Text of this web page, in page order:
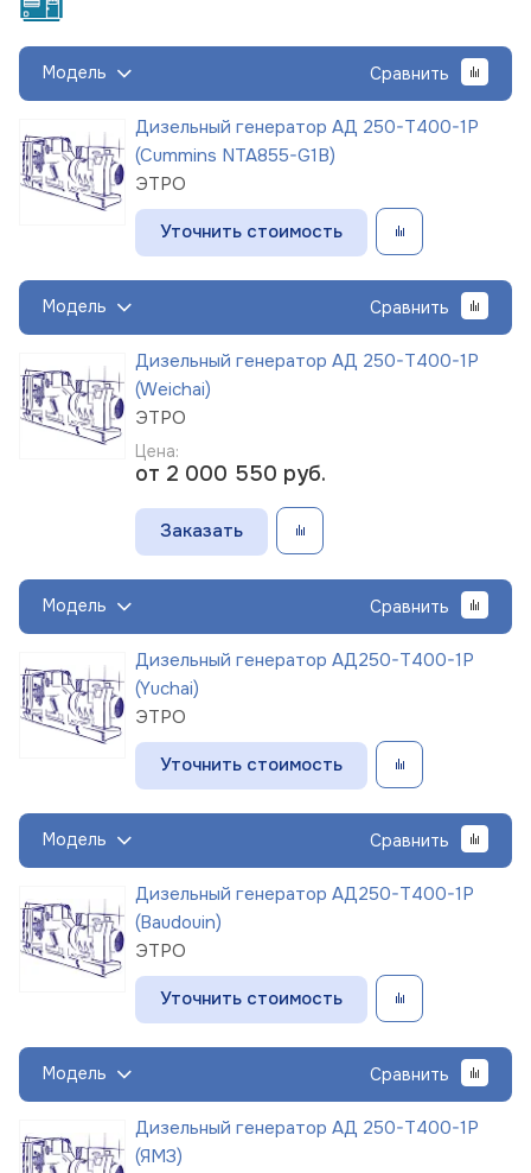
Модель Сравнить
Дизельный генератор АД 250-Т400-1Р
(Cummins NTA855-G1B)
ЭТРО
Уточнить стоимость
Модель Сравнить
Дизельный генератор АД 250-Т400-1Р
(Weichai)
ЭТРО
Цена:
от 2 000 550 руб.
Заказать
Модель Сравнить
Дизельный генератор АД250-Т400-1Р
(Yuchai)
ЭТРО
Уточнить стоимость
Модель Сравнить
Дизельный генератор АД250-Т400-1Р
(Baudouin)
ЭТРО
Уточнить стоимость
Модель Сравнить
Дизельный генератор АД 250-Т400-1Р
(ЯМЗ)